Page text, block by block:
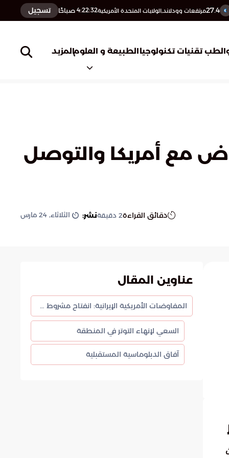
27.4مرتفعات وودلاند,الولايات المتحدة الأمريكية4:22:33 صباحًا تسجيل
تقنيات تكنولوجياالطبيعة و العلومالمزيد
مع أمريكا والتوصل
دقائق القراءة2 دقيقةنشر: الثلاثاء, 24 مارس
عناوين المقال
المفاوضات الأمريكية الإيرانية: انفتاح مشروط على الحوار المباشر
السعي لإنهاء التوتر في المنطقة
آفاق الدبلوماسية المستقبلية